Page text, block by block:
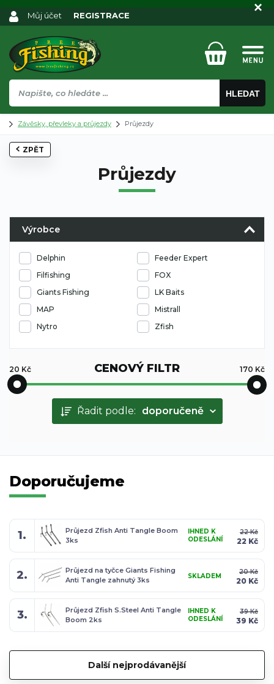
HLEDAT
Můj účet REGISTRACE
Závěsky, převleky a průjezdy Průjezdy
ZPĚT
Průjezdy
Výrobce
Delphin
Feeder Expert
Filfishing
FOX
Giants Fishing
LK Baits
MAP
Mistrall
Nytro
Zfish
CENOVÝ FILTR
20 Kč 170 Kč
Řadit podle: doporučeně
Doporučujeme
1.
Průjezd Zfish Anti Tangle Boom
3ks
IHNED K
ODESLÁNÍ
22 Kč
22 Kč
2.
Průjezd na tyčce Giants Fishing
Anti Tangle zahnutý 3ks
SKLADEM
20 Kč
20 Kč
3.
Průjezd Zfish S.Steel Anti Tangle
Boom 2ks
IHNED K
ODESLÁNÍ
39 Kč
39 Kč
Další nejprodávanější